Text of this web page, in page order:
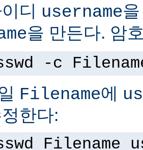
디 username
을 만든다. 암
-c
Filename에
한다:
Filename